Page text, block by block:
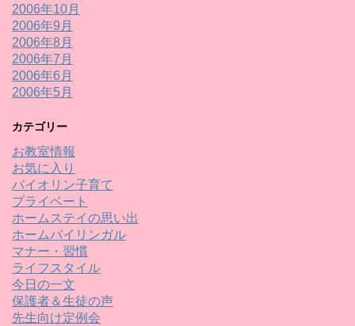
2006年10月
2006年9月
2006年8月
2006年7月
2006年6月
2006年5月
カテゴリー
お教室情報
お気に入り
バイオリン子育て
プライベート
ホームステイの思い出
ホームバイリンガル
マナー・習慣
ライフスタイル
今日の一文
保護者＆生徒の声
先生向け定例会